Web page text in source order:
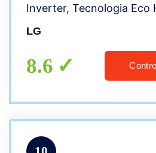
Inverter, Tecnologia Eco
Care, Intelligenza
LG
8.6